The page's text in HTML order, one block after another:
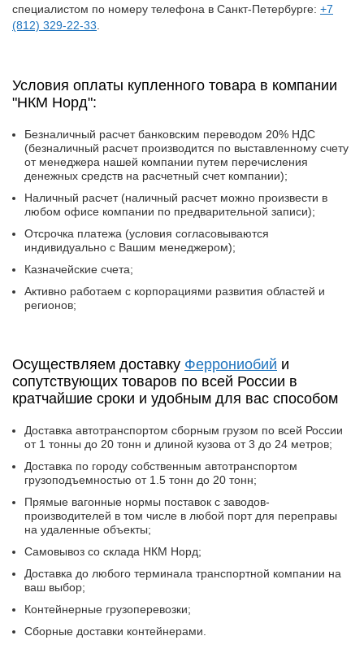
специалистом по номеру телефона в Санкт-Петербурге: +7
(812) 329-22-33
Условия оплаты купленного товара в компании
"НКМ Норд":
Безналичный расчет банковским переводом 20% НДС
(безналичный расчет производится по выставленному счету
от менеджера нашей компании путем перечисления
денежных средств на расчетный счет компании);
Наличный расчет (наличный расчет можно произвести в
любом офисе компании по предварительной записи);
Отсрочка платежа (условия согласовываются
индивидуально с Вашим менеджером);
Казначейские счета;
Активно работаем с корпорациями развития областей и
регионов;
Осуществляем доставку Феррониобий и
сопутствующих товаров по всей России в
кратчайшие сроки и удобным для вас способом
Доставка автотранспортом сборным грузом по всей России
от 1 тонны до 20 тонн и длиной кузова от 3 до 24 метров;
Доставка по городу собственным автотранспортом
грузоподъемностью от 1.5 тонн до 20 тонн;
Прямые вагонные нормы поставок с заводов-
производителей в том числе в любой порт для переправы
на удаленные объекты;
Самовывоз со склада НКМ Норд;
Доставка до любого терминала транспортной компании на
ваш выбор;
Контейнерные грузоперевозки;
Сборные доставки контейнерами.